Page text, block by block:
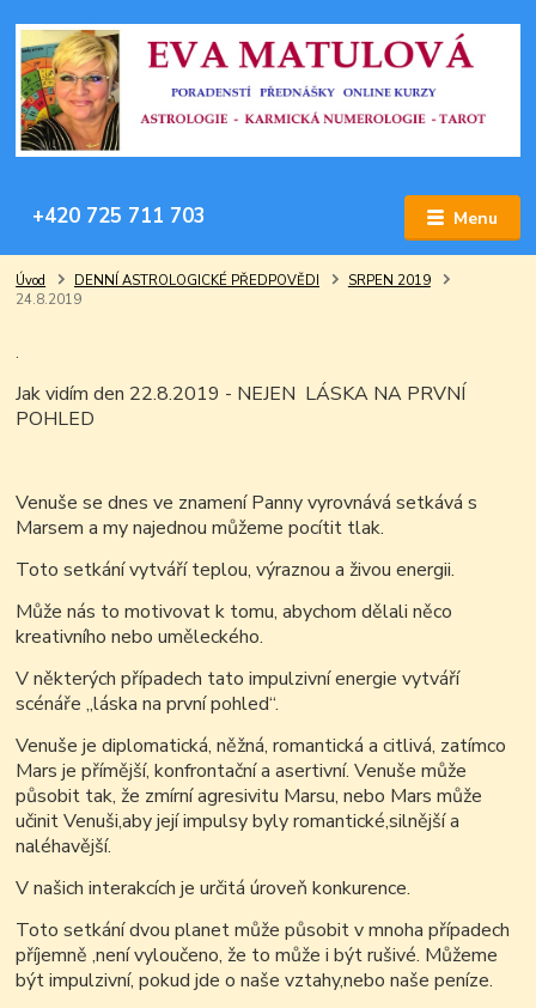
Menu
+420 725 711 703
Úvod DENNÍ ASTROLOGICKÉ PŘEDPOVĚDI
SRPEN 2019
24.8.2019
.
Jak vidím den 22.8.2019 - NEJEN LÁSKA NA PRVNÍ
POHLED
Venuše se dnes ve znamení Panny vyrovnává setkává s
Marsem a my najednou můžeme pocítit tlak.
Toto setkání vytváří teplou, výraznou a živou energii.
Může nás to motivovat k tomu, abychom dělali něco
kreativního nebo uměleckého.
V některých případech tato impulzivní energie vytváří
scénáře „láska na první pohled“.
Venuše je diplomatická, něžná, romantická a citlivá, zatímco
Mars je přímější, konfrontační a asertivní. Venuše může
působit tak, že zmírní agresivitu Marsu, nebo Mars může
učinit Venuši,aby její impulsy byly romantické,silnější a
naléhavější.
V našich interakcích je určitá úroveň konkurence.
Toto setkání dvou planet může působit v mnoha případech
příjemně ,není vyloučeno, že to může i být rušivé. Můžeme
být impulzivní, pokud jde o naše vztahy,nebo naše peníze.